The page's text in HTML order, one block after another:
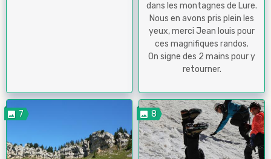
dans les montagnes de Lure.
Nous en avons pris plein les
yeux, merci Jean louis pour
ces magnifiques randos.
On signe des 2 mains pour y
retourner.
7 8